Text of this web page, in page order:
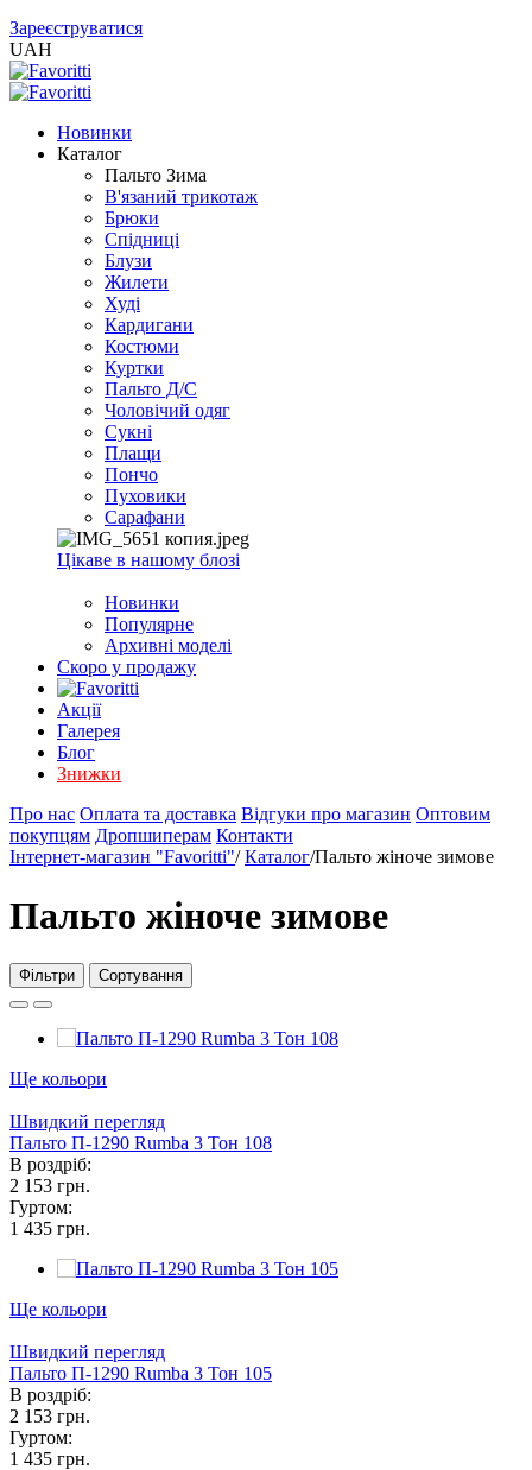
Зареєструватися
UAH
Новинки
Каталог
Пальто Зима
В'язаний трикотаж
Брюки
Спідниці
Блузи
Жилети
Худі
Кардигани
Костюми
Куртки
Пальто Д/С
Чоловічий одяг
Сукні
Плащи
Пончо
Пуховики
Сарафани
Цікаве в нашому блозі
Новинки
Популярне
Архивні моделі
Скоро у продажу
Акції
Галерея
Блог
Знижки
Про нас Оплата та доставка Відгуки про магазин Оптовим
покупцям Дропшиперам Контакти
Інтернет-магазин "Favoritti"/ Каталог/Пальто жіноче зимове
Пальто жіноче зимове
Фільтри Сортування
Ще кольори
Швидкий перегляд
Пальто П-1290 Rumba 3 Тон 108
В роздріб:
2 153 грн.
Гуртом:
1 435 грн.
Ще кольори
Швидкий перегляд
Пальто П-1290 Rumba 3 Тон 105
В роздріб:
2 153 грн.
Гуртом:
1 435 грн.
EXCEL
2005
(Опт)
XLSX